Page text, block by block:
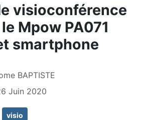
visioconférence
Mpow PA071
smartphone
BAPTISTE
Juin 2020
visio